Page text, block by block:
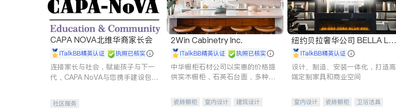
CAPA NOVA北维华裔家长会
iTalkBB精英认证 执照已核实
连接家长与社会，赋能孩子与下一
代，CAPA NoVA与您携手建设包
社区服务
2Win Cabinetry Inc.
iTalkBB精英认证 执照已核实
中华橱柜石材公司以实惠的价格提
供实木橱柜，石英石台面，多种优
机。品质厨房，家的选择。
瓷砖橱柜 室内设计
建筑设计
纽约贝拉奢华公司 BELLA LUX
E iTalkBB精英认证
设计、制造、安装一体化，打造高
端定制家具和商业空间
室内设计 瓷砖橱柜
卫浴洁具